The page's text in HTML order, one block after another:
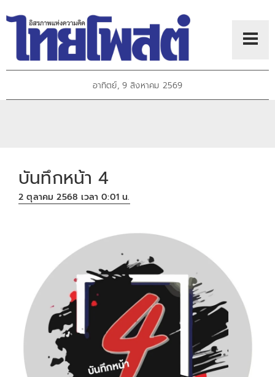
อาทิตย์, 9 สิงหาคม 2569
บันทึกหน้า 4
2 ตุลาคม 2568 เวลา 0:01 น.